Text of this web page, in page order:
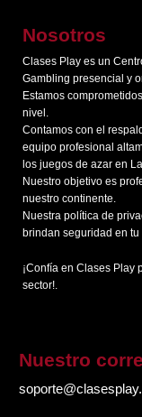
Nosotros
Clases Play es un
Gambling presencial y
Estamos
nivel.
Contamos con el
equipo profesional
los juegos de azar en
Nuestro objetivo es
nuestro continente.
Nuestra política de
brindan seguridad en
¡Confía en Clases Play
sector!.
Nuestro